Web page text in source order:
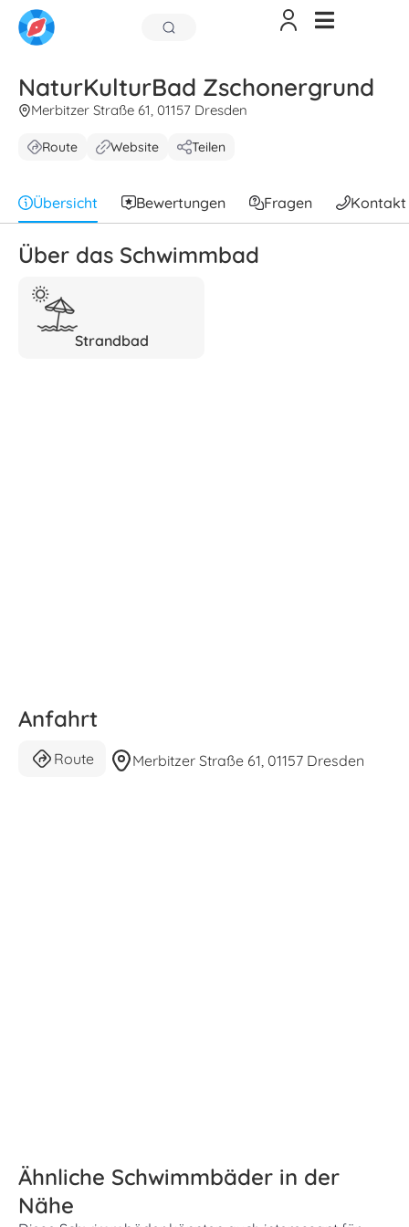
NaturKulturBad Zschonergrund
Merbitzer Straße 61, 01157 Dresden
Route Website Teilen
Übersicht Bewertungen Fragen Kontakt
Über das Schwimmbad
Strandbad
Anfahrt
Route Merbitzer Straße 61, 01157 Dresden
Ähnliche Schwimmbäder in der
Nähe